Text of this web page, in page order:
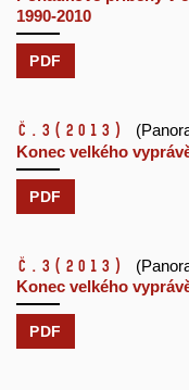
1990-2010
PDF
č.3 (2013)
Konec velkého
PDF
č.3 (2013)
Konec velkého
PDF